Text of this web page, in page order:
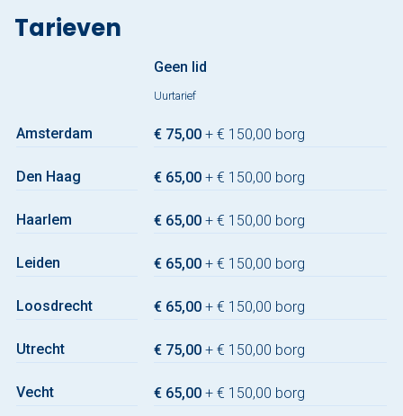
Tarieven
Geen lid
Uurtarief
Amsterdam € 75,00 + € 150,00 borg
Den Haag € 65,00 + € 150,00 borg
Haarlem € 65,00 + € 150,00 borg
Leiden € 65,00 + € 150,00 borg
Loosdrecht € 65,00 + € 150,00 borg
Utrecht € 75,00 + € 150,00 borg
Vecht € 65,00 + € 150,00 borg